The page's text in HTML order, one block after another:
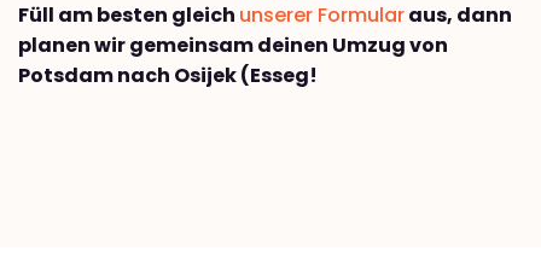
Füll am besten gleich unserer Formularaus, dann
planen wir gemeinsam deinen Umzug von
Potsdam nach Osijek (Esseg!